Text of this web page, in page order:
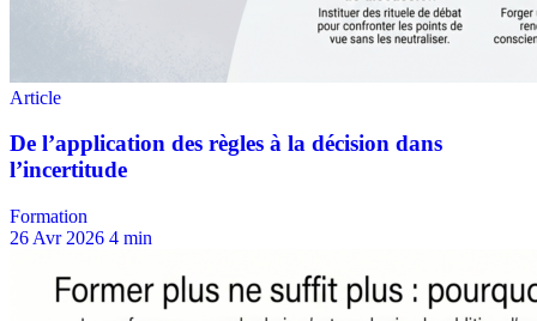
Formation
26 Avr 2026 4 min